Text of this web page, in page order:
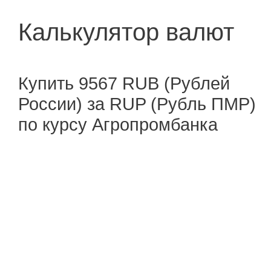
Калькулятор валют
Купить 9567 RUB (Рублей
России) за RUP (Рубль ПМР)
по курсу Агропромбанка